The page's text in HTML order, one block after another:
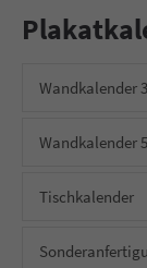
Wandkalender
Wandkalender
Tischkalender